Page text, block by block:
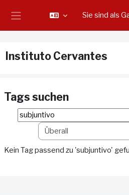
Sie sind als
Instituto Cervantes
Tags suchen
Tags suchen
Kein Tag passend zu 'subjuntivo'